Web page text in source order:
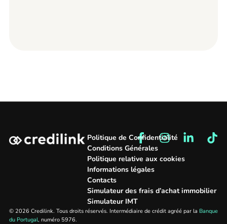
Politique de Confidentialité
Conditions Générales
Politique relative aux cookies
Informations légales
Contacts
Simulateur des frais d’achat immobilier
Simulateur IMT
© 2026 Credilink. Tous droits réservés. Intermédiaire de crédit agréé par la Banque
du Portugal, numéro 5976.